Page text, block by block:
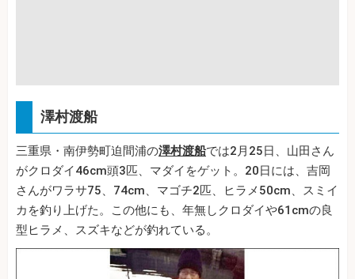
澤村渡船
三重県・南伊勢町迫間浦の澤村渡船では2月25日、山田さん
がクロダイ46cm頭3匹、マダイをゲット。20日には、吉岡
さんがワラサ75、74cm、マゴチ2匹、ヒラメ50cm、スミイ
カを釣り上げた。この他にも、年無しクロダイや61cmの良
型ヒラメ、スズキなどが釣れている。